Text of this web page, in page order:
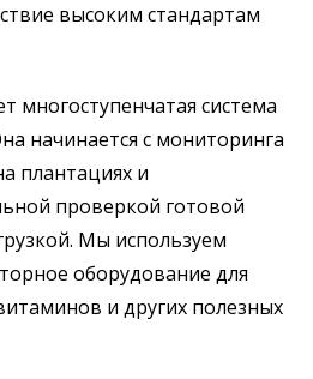
высоким стандартам
многоступенчатая система
начинается с мониторинга
плантациях и
проверкой готовой
Мы используем
оборудование для
и других полезных